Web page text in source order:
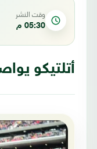
وقت النشر
05:30 م
أتلتيكو